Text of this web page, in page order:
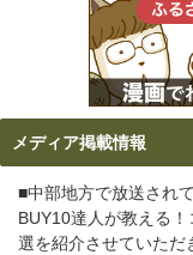
メディア掲載情報
■中部地方で放送され
BUY10達人が教える
選を紹介させていただ